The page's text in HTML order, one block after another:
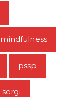
mindfulness
pssp
sergi